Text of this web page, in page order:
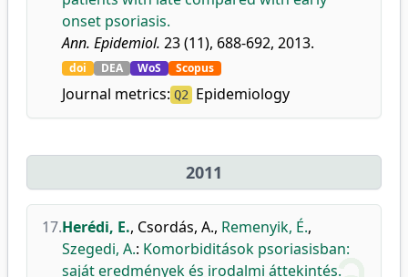
onset psoriasis.
Ann. Epidemiol. 23 (11), 688-692, 2013.
doi DEA WoS Scopus
Journal metrics: Q2 Epidemiology
2011
17.Herédi, E., Csordás, A., Remenyik, É.,
Szegedi, A.: Komorbiditások psoriasisban:
saját eredmények és irodalmi áttekintés.